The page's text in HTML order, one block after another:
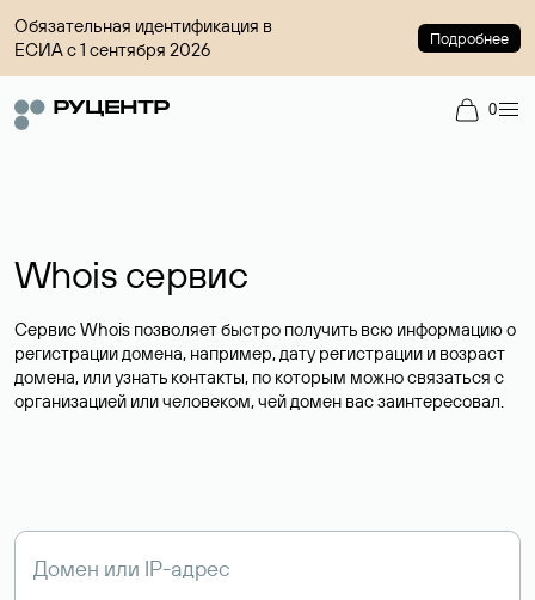
Обязательная идентификация в
ЕСИА с 1 сентября 2026
Подробнее
0
Whois сервис
Сервис Whois позволяет быстро получить всю информацию о
регистрации домена, например, дату регистрации и возраст
домена, или узнать контакты, по которым можно связаться с
организацией или человеком, чей домен вас заинтересовал.